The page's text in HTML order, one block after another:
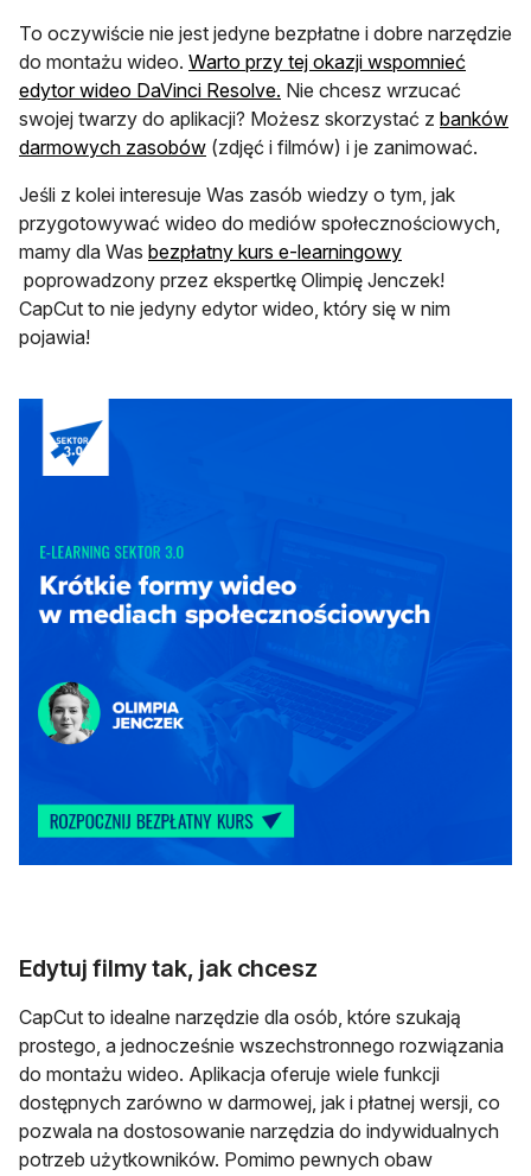
To oczywiście nie jest jedyne bezpłatne i dobre narzędzie
do montażu wideo. Warto przy tej okazji wspomnieć
edytor wideo DaVinci Resolve. otwiera się w nowej karcie
Nie chcesz wrzucać
swojej twarzy do aplikacji? Możesz skorzystać z banków
darmowych zasobówotwiera się w nowej karcie
(zdjęć i filmów) i je zanimować.
Jeśli z kolei interesuje Was zasób wiedzy o tym, jak
przygotowywać wideo do mediów społecznościowych,
mamy dla Was bezpłatny kurs e-learningowy
otwiera się w nowej karcie
poprowadzony przez ekspertkę Olimpię Jenczek!
CapCut to nie jedyny edytor wideo, który się w nim
pojawia!
Edytuj filmy tak, jak chcesz
CapCut to idealne narzędzie dla osób, które szukają
prostego, a jednocześnie wszechstronnego rozwiązania
do montażu wideo. Aplikacja oferuje wiele funkcji
dostępnych zarówno w darmowej, jak i płatnej wersji, co
pozwala na dostosowanie narzędzia do indywidualnych
potrzeb użytkowników. Pomimo pewnych obaw